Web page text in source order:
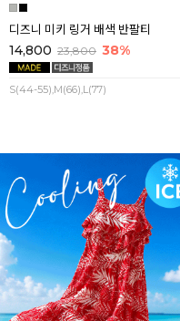
디즈니 미키 링거 배색 반팔티
14,800 23,800 38%
S(44-55),M(66),L(77)